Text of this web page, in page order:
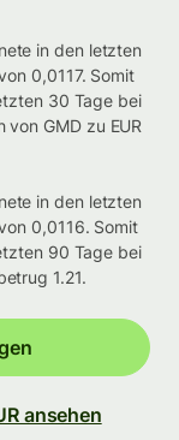
in den letzten
0,0117. Somit
30 Tage bei
GMD zu EUR
in den letzten
0,0116. Somit
90 Tage bei
1.21.
ansehen